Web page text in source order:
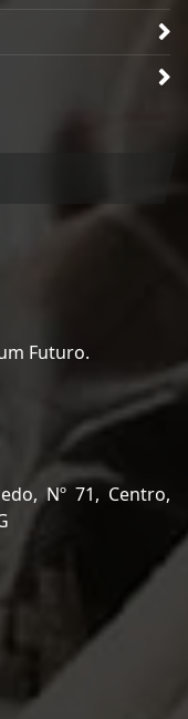
Futuro.
Nº 71, Centro,